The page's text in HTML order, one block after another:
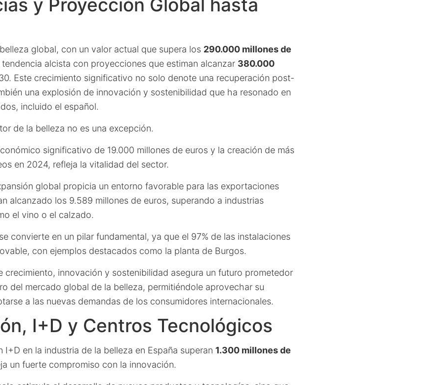
y Proyección Global hasta
global, con un valor actual que supera los 290.000 millones de
tendencia alcista con proyecciones que estiman alcanzar 380.000
Este crecimiento significativo no solo denote una recuperación post-
una explosión de innovación y sostenibilidad que ha resonado en
incluido el español.
de la belleza no es una excepción.
significativo de 19.000 millones de euros y la creación de más
en 2024, refleja la vitalidad del sector.
global propicia un entorno favorable para las exportaciones
alcanzado los 9.589 millones de euros, superando a industrias
el vino o el calzado.
convierte en un pilar fundamental, ya que el 97% de las instalaciones
con ejemplos destacados como la planta de Burgos.
crecimiento, innovación y sostenibilidad asegura un futuro prometedor
del mercado global de la belleza, permitiéndole aprovechar su
a las nuevas demandas de los consumidores internacionales.
I+D y Centros Tecnológicos
I+D en la industria de la belleza en España superan 1.300 millones de
un fuerte compromiso con la innovación.